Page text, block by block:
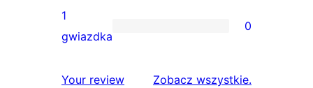
gwiazdkowych
recenzji
2-
0
1-
1
gwiazdka
0
Your review Zobacz wszystkierecenzje
.